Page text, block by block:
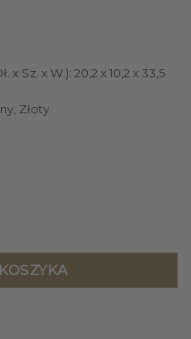
Sz. x W.): 20,2 x 10,2 x 33,5
Złoty
czarno-złoty układ